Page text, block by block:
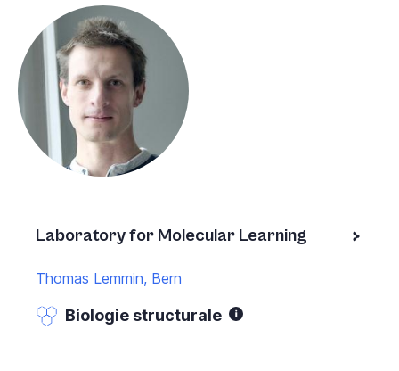
Laboratory for Molecular Learning
Thomas Lemmin, Bern
Biologie structurale